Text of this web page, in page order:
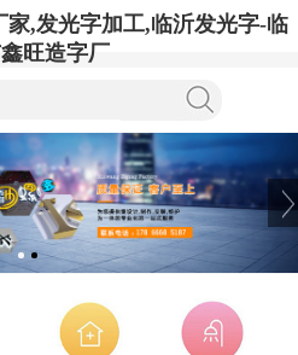
,发光字加工,临沂发光字-临
旺造字厂